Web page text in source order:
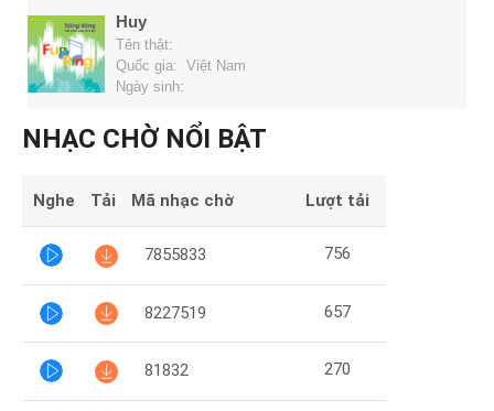
Khuyến
Mại
Hướng
Funring
Doanh
Nghiệp
Huy
Tên thật:
Quốc gia: Việt Nam
Ngày sinh:
NHẠC CHỜ NỔI BẬT
Nghe Tải Mã nhạc chờ Lượt tải
7855833 756
8227519 657
81832 270